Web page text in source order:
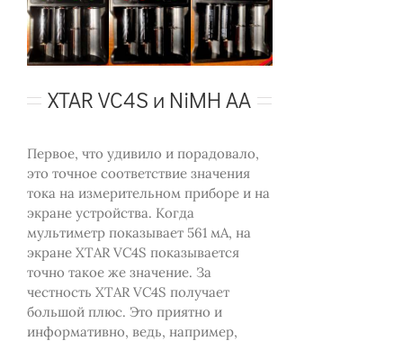
XTAR VC4S и NiMH AA
Первое, что удивило и порадовало,
это точное соответствие значения
тока на измерительном приборе и на
экране устройства. Когда
мультиметр показывает 561 мА, на
экране XTAR VC4S показывается
точно такое же значение. За
честность XTAR VC4S получает
большой плюс. Это приятно и
информативно, ведь, например,